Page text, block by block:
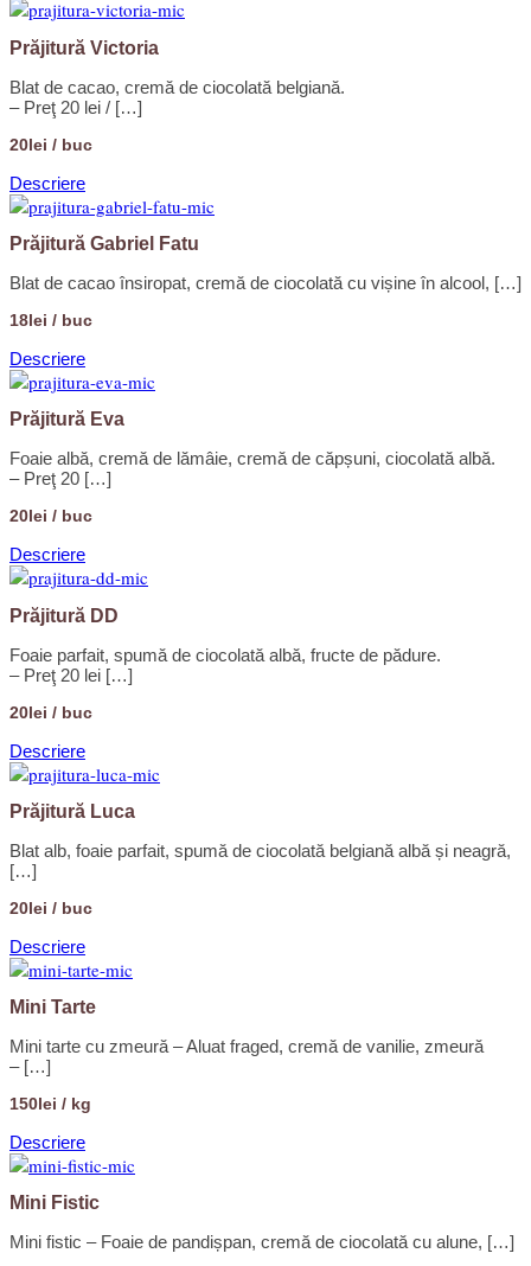
Prăjitură Victoria
Blat de cacao, cremă de ciocolată belgiană.
– Preţ 20 lei / […]
20lei / buc
Descriere
Prăjitură Gabriel Fatu
Blat de cacao însiropat, cremă de ciocolată cu vișine în alcool, […]
18lei / buc
Descriere
Prăjitură Eva
Foaie albă, cremă de lămâie, cremă de căpșuni, ciocolată albă.
– Preţ 20 […]
20lei / buc
Descriere
Prăjitură DD
Foaie parfait, spumă de ciocolată albă, fructe de pădure.
– Preţ 20 lei […]
20lei / buc
Descriere
Prăjitură Luca
Blat alb, foaie parfait, spumă de ciocolată belgiană albă și neagră,
[…]
20lei / buc
Descriere
Mini Tarte
Mini tarte cu zmeură – Aluat fraged, cremă de vanilie, zmeură
– […]
150lei / kg
Descriere
Mini Fistic
Mini fistic – Foaie de pandișpan, cremă de ciocolată cu alune, […]